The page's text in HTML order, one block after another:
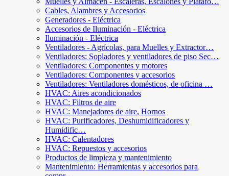
Cables, Alambres y Accesorios
Generadores - Eléctrica
Accesorios de Iluminación - Eléctrica
Iluminación - Eléctrica
Ventiladores - Agrícolas, para Muelles y Extractor…
Ventiladores: Sopladores y ventiladores de piso Sec…
Ventiladores: Componentes y motores
Ventiladores: Componentes y accesorios
Ventiladores: Ventiladores domésticos, de oficina …
HVAC: Aires acondicionados
HVAC: Filtros de aire
HVAC: Manejadores de aire, Hornos
HVAC: Purificadores, Deshumidificadores y
Humidific…
HVAC: Calentadores
HVAC: Repuestos y accesorios
Productos de limpieza y mantenimiento
Mantenimiento: Herramientas y accesorios para